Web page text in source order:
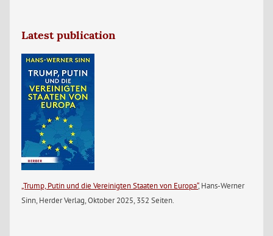
Latest publication
„Trump, Putin und die Vereinigten Staaten von Europa“, Hans-Werner
Sinn, Herder Verlag, Oktober 2025, 352 Seiten.